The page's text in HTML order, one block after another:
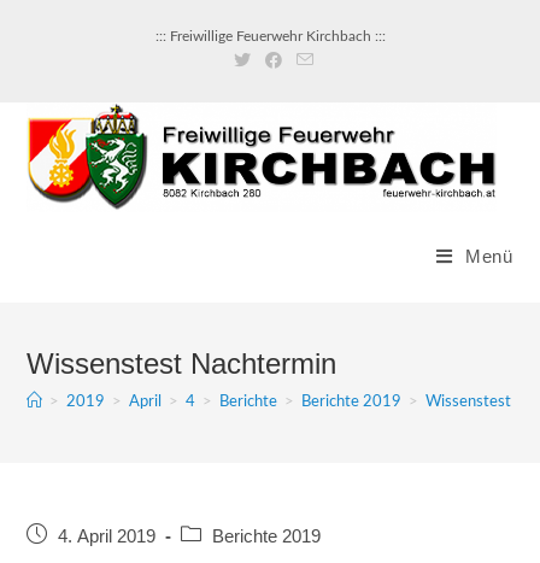
::: Freiwillige Feuerwehr Kirchbach :::
Menü
Wissenstest Nachtermin
> 2019 > April > 4 > Berichte > Berichte 2019 > Wissenstest
4. April 2019 Berichte 2019